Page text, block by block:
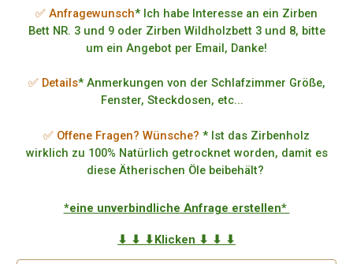
✅ Anfragewunsch* Ich habe Interesse an ein Zirben
Bett NR. 3 und 9 oder Zirben Wildholzbett 3 und 8, bitte
um ein Angebot per Email, Danke!
✅ Details* Anmerkungen von der Schlafzimmer Größe,
Fenster, Steckdosen, etc...
✅ Offene Fragen? Wünsche? * Ist das Zirbenholz
wirklich zu 100% Natürlich getrocknet worden, damit es
diese Ätherischen Öle beibehält?
*eine unverbindliche Anfrage erstellen*
⬇ ⬇ ⬇Klicken ⬇ ⬇ ⬇